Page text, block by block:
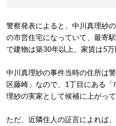
警察発表によると、中川真理紗
の市営住宅になっていて、最寄
で建物は築30年以上、家賃は5万
中川真理紗の事件当時の住所は
区藤崎」なので、1丁目にある
理紗の実家として候補に上がって
ただ、近隣住人の証言によれば